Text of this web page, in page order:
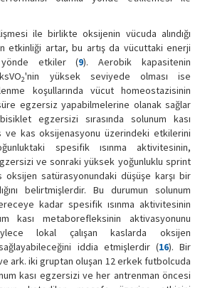
ile birlikte oksijenin vücuda alındığı
etkinliği artar, bu artış da vücuttaki enerji
yönde etkiler (9). Aerobik kapasitenin
2'nin yüksek seviyede olması ise
koşullarında vücut homeostazisinin
egzersiz yapabilmelerine olanak sağlar
egzersizi sırasında solunum kası
ve kas oksijenasyonu üzerindeki etkilerini
spesifik ısınma aktivitesinin,
ve sonraki yüksek yoğunluklu sprint
oksijen satürasyonundaki düşüşe karşı bir
belirtmişlerdir. Bu durumun solunum
kadar spesifik ısınma aktivitesinin
kası metaborefleksinin aktivasyonunu
lokal çalışan kaslarda oksijen
iddia etmişlerdir (16). Bir
ark. iki gruptan oluşan 12 erkek futbolcuda
kası egzersizi ve her antrenman öncesi